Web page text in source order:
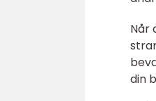
Når
din